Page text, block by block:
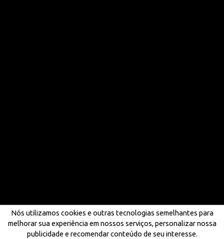
Nós utilizamos cookies e outras tecnologias semelhantes para
melhorar sua experiência em nossos serviços, personalizar nossa
publicidade e recomendar conteúdo de seu interesse.